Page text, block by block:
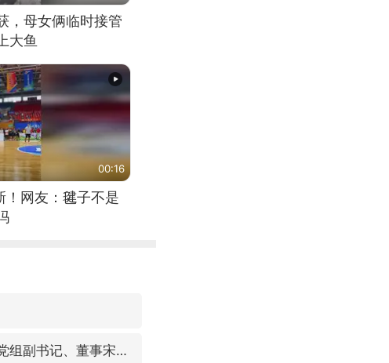
，母女俩临时接管
大鱼
00:16
！网友：毽子不是
中国东方电气集团原党组副书记、董事宋致远被查